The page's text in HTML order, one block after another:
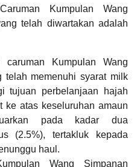
Kumpulan Wang
telah diwartakan adalah
caruman Kumpulan Wang
telah memenuhi syarat milk
tujuan perbelanjaan hajah
ke atas keseluruhan amaun
pada kadar dua
(2.5%), tertakluk kepada
haul.
Wang Simpanan